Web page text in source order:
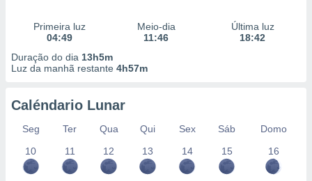
Primeira luz
04:49
Meio-dia
11:46
Última luz
18:42
Duração do dia 13h5m
Luz da manhã restante 4h57m
Caléndario Lunar
Seg Ter Qua Qui Sex Sáb
Domo
10
11 12 13 14 15 16